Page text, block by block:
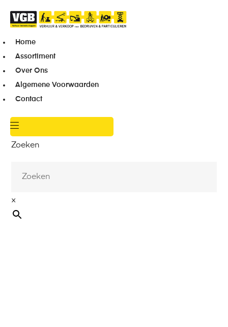
Home
Assortiment
Over Ons
Algemene Voorwaarden
Contact
Zoeken
×